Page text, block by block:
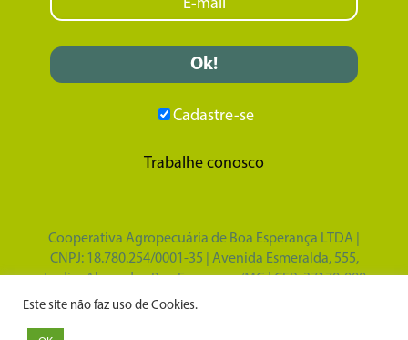
Cadastre-se
Trabalhe conosco
Cooperativa Agropecuária de Boa Esperança LTDA |
CNPJ: 18.780.254/0001-35 | Avenida Esmeralda, 555,
Jardim Alvorada - Boa Esperança/MG | CEP: 37170-000
Design porTupã Comunicação e Marketing
Este site não faz uso de Cookies.